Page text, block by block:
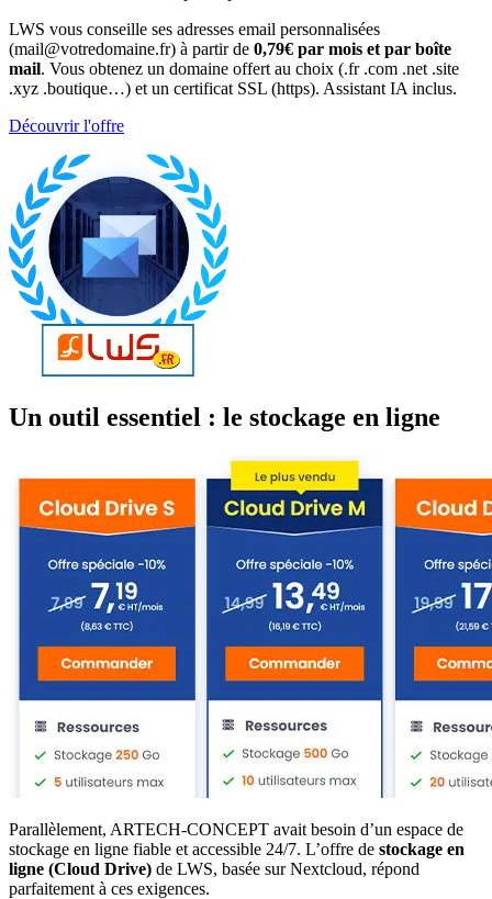
LWS vous conseille ses adresses email personnalisées
(mail@votredomaine.fr) à partir de 0,79€ par mois et par boîte
mail. Vous obtenez un domaine offert au choix (.fr .com .net .site
.xyz .boutique…) et un certificat SSL (https). Assistant IA inclus.
Découvrir l'offre
Un outil essentiel : le stockage en ligne
Parallèlement, ARTECH-CONCEPT avait besoin d’un espace de
stockage en ligne fiable et accessible 24/7. L’offre de stockage en
ligne (Cloud Drive) de LWS, basée sur Nextcloud, répond
parfaitement à ces exigences.